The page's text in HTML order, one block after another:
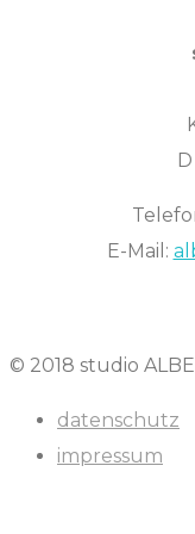
E-Mail:
© 2018 studio
datenschutz
impressum